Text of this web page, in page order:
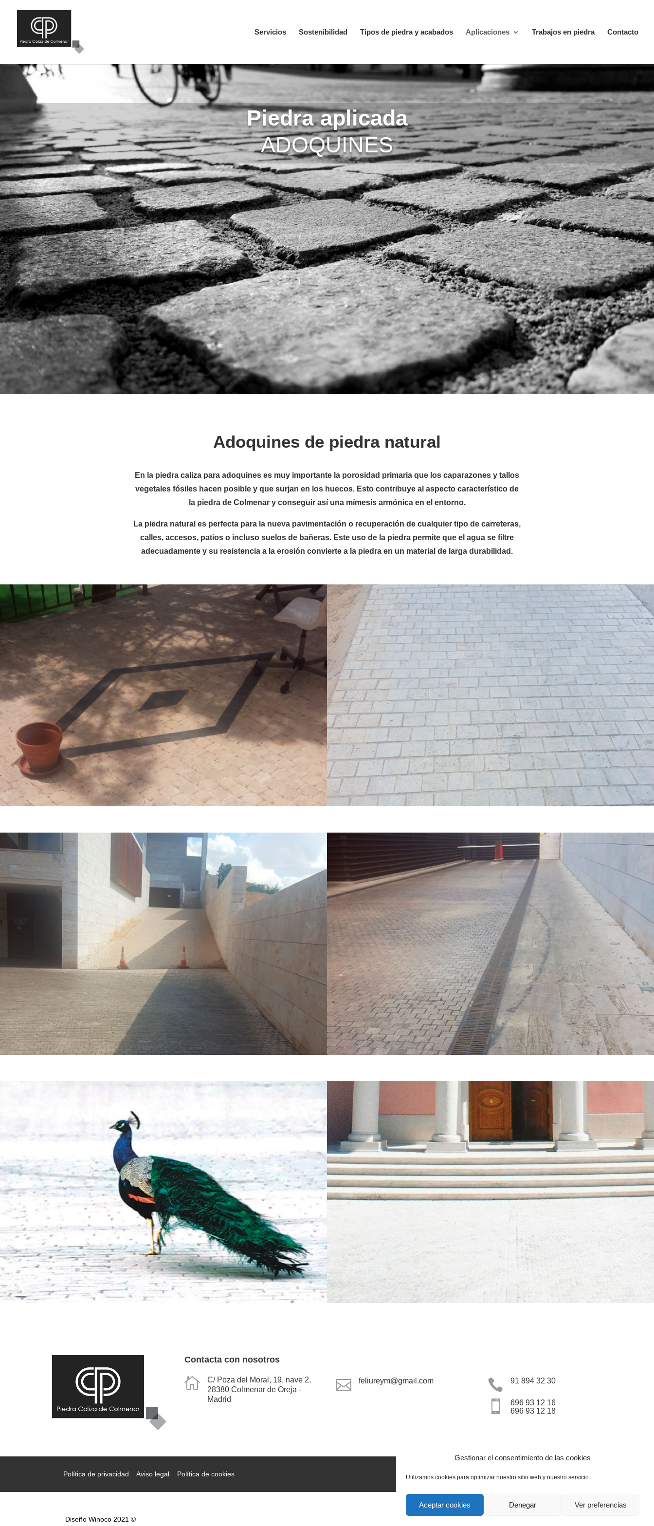
Gestionar el consentimiento de las cookies
Utilizamos cookies para optimizar nuestro sitio web y nuestro servicio.
Aceptar cookies Denegar Ver preferencias
Servicios Sostenibilidad Tipos de piedra y acabados Aplicaciones Trabajos en piedra Contacto
Piedra aplicada
ADOQUINES
Adoquines de piedra natural
En la piedra caliza para adoquines es muy importante la porosidad primaria que los caparazones y tallos
vegetales fósiles hacen posible y que surjan en los huecos. Esto contribuye al aspecto característico de
la piedra de Colmenar y conseguir así una mímesis armónica en el entorno.
La piedra natural es perfecta para la nueva pavimentación o recuperación de cualquier tipo de carreteras,
calles, accesos, patios o incluso suelos de bañeras. Este uso de la piedra permite que el agua se filtre
adecuadamente y su resistencia a la erosión convierte a la piedra en un material de larga durabilidad.
Contacta con nosotros

C/ Poza del Moral, 19, nave 2,
28380 Colmenar de Oreja -
Madrid
 feliureym@gmail.com  91 894 32 30

696 93 12 16
696 93 12 18
Política de privacidad Aviso legal Política de cookies
Diseño Winoco 2021 ©